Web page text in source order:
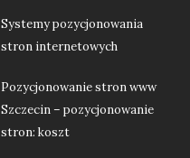
Systemy pozycjonowania
stron internetowych
Pozycjonowanie stron www
Szczecin – pozycjonowanie
stron: koszt